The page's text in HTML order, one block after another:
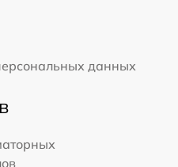
данных